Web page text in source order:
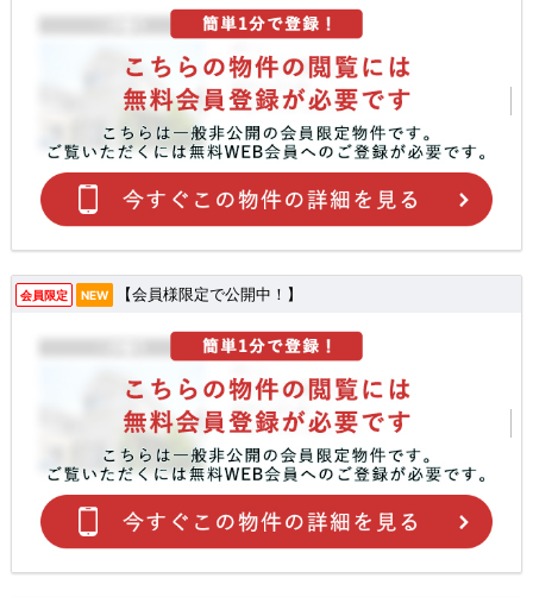
会員限定 NEW 【会員様限定で公開中！】